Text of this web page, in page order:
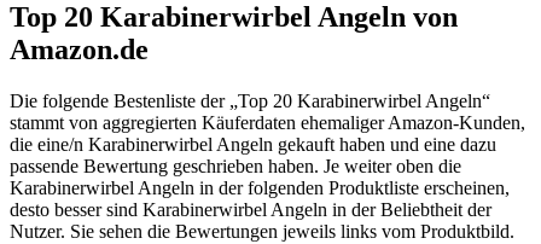
Top 20 Karabinerwirbel Angeln von
Amazon.de
Die folgende Bestenliste der „Top 20 Karabinerwirbel Angeln“
stammt von aggregierten Käuferdaten ehemaliger Amazon-Kunden,
die eine/n Karabinerwirbel Angeln gekauft haben und eine dazu
passende Bewertung geschrieben haben. Je weiter oben die
Karabinerwirbel Angeln in der folgenden Produktliste erscheinen,
desto besser sind Karabinerwirbel Angeln in der Beliebtheit der
Nutzer. Sie sehen die Bewertungen jeweils links vom Produktbild.